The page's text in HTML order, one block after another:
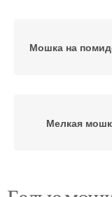
Мошка на
Мелкая